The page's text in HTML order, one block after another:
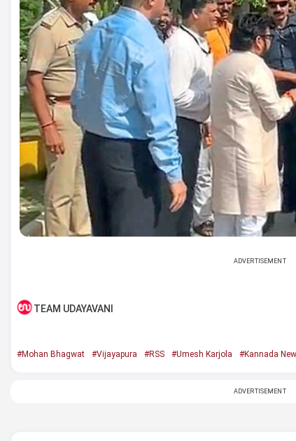
ADVERTISEMENT
TEAM UDAYAVANI
#Mohan Bhagwat #Vijayapura #RSS #Umesh Karjola #Kannada
ADVERTISEMENT